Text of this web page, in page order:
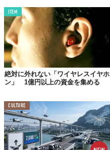
ITEM
絶対に外れない「ワイヤレスイヤホ
ン」 1億円以上の資金を集める
CULTURE